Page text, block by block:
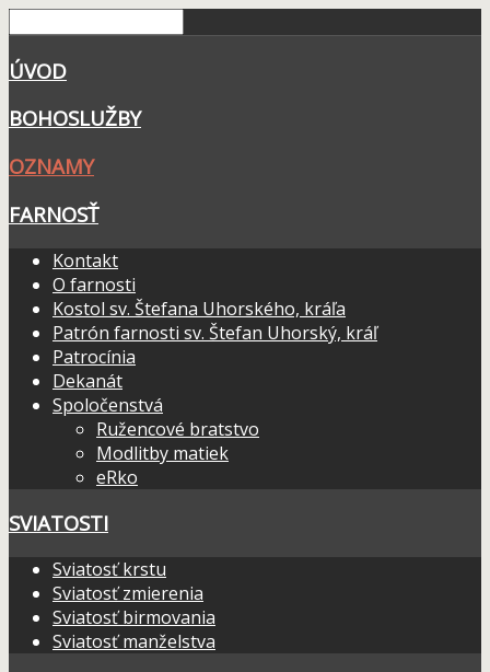
ÚVOD
BOHOSLUŽBY
OZNAMY
FARNOSŤ
Kontakt
O farnosti
Kostol sv. Štefana Uhorského, kráľa
Patrón farnosti sv. Štefan Uhorský, kráľ
Patrocínia
Dekanát
Spoločenstvá
Ružencové bratstvo
Modlitby matiek
eRko
SVIATOSTI
Sviatosť krstu
Sviatosť zmierenia
Sviatosť birmovania
Sviatosť manželstva